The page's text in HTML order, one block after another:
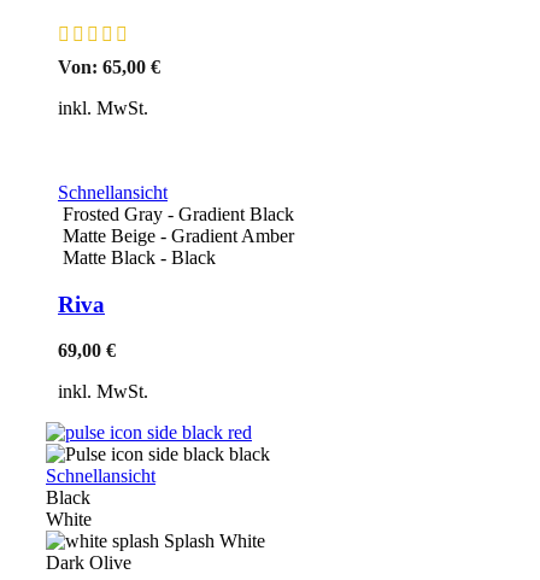
Von: 65,00 €
inkl. MwSt.
Schnellansicht
Frosted Gray - Gradient Black
Matte Beige - Gradient Amber
Matte Black - Black
Riva
69,00 €
inkl. MwSt.
Schnellansicht
Black
White
Splash White
Dark Olive